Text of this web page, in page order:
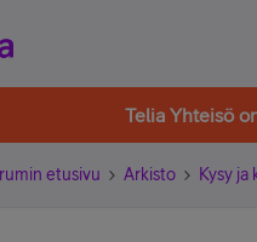
Telia Yhteisö
etusivu Arkisto Kysy